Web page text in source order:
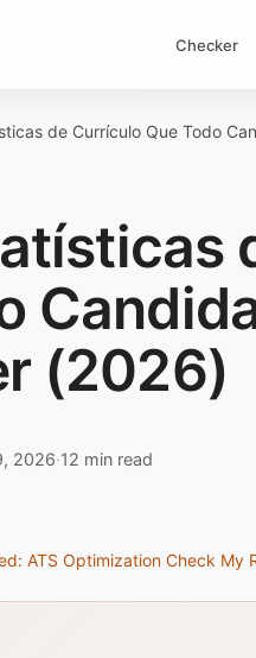
Checker
de Currículo Que Todo
(2026)
2026·12 min read
ATS Optimization Check My